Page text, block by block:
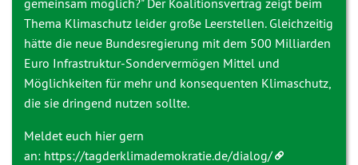
gemeinsam möglich?" Der Koalitionsvertrag zeigt beim
Thema Klimaschutz leider große Leerstellen. Gleichzeitig
hätte die neue Bundesregierung mit dem 500 Milliarden
Euro Infrastruktur-Sondervermögen Mittel und
Möglichkeiten für mehr und konsequenten Klimaschutz,
die sie dringend nutzen sollte.
Meldet euch hier gern
an: https://tagderklimademokratie.de/dialog/